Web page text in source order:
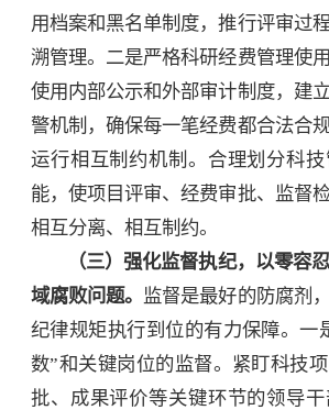
用档案和黑名单制度，推行评审过
溯管理。二是严格科研经费管理使
使用内部公示和外部审计制度，建
警机制，确保每一笔经费都合法合
运行相互制约机制。合理划分科
能，使项目评审、经费审批、监督
相互分离、相互制约。
（三）强化监督执纪，以零容
域腐败问题。 监督是最好的防腐剂
纪律规矩执行到位的有力保障。一
数”和关键岗位的监督。紧盯科技
批、成果评价等关键环节的领导